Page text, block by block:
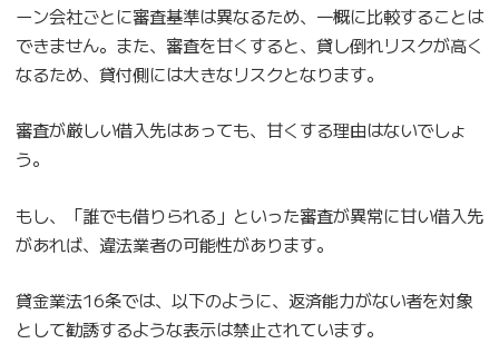
ーン会社ごとに審査基準は異なるため、一概に比較することは
できません。また、審査を甘くすると、貸し倒れリスクが高く
なるため、貸付側には大きなリスクとなります。
審査が厳しい借入先はあっても、甘くする理由はないでしょ
う。
もし、「誰でも借りられる」といった審査が異常に甘い借入先
があれば、違法業者の可能性があります。
貸金業法16条では、以下のように、返済能力がない者を対象
として勧誘するような表示は禁止されています。